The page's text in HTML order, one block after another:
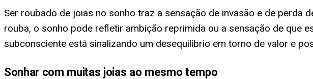
Ser roubado de joias no sonho traz a sensação de invasão e de perda
rouba, o sonho pode refletir ambição reprimida ou a sensação de que
subconsciente está sinalizando um desequilíbrio em torno de valor e
Sonhar com muitas joias ao mesmo tempo